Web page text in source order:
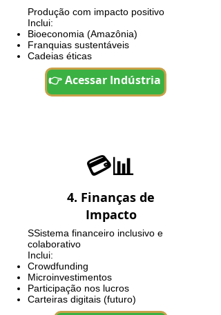
Produção com impacto positivo
Inclui:
Bioeconomia (Amazônia)
Franquias sustentáveis
Cadeias éticas
👉 Acessar Indústria
💳📊
4. Finanças de
Impacto
SSistema financeiro inclusivo e
colaborativo
Inclui:
Crowdfunding
Microinvestimentos
Participação nos lucros
Carteiras digitais (futuro)